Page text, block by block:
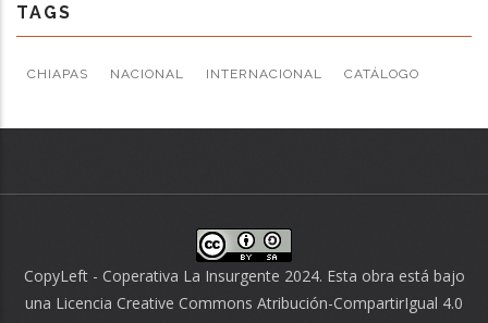
TAGS
CHIAPAS NACIONAL INTERNACIONAL CATÁLOGO
CopyLeft - Coperativa La Insurgente 2024. Esta obra está bajo
una Licencia Creative Commons Atribución-CompartirIgual 4.0